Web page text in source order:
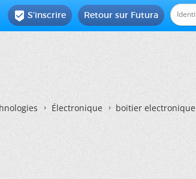
Retour sur Futura
 S'inscrire
Électronique boitier electronique